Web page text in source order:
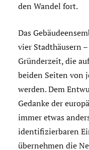
den Wandel fort.
Das
vier Stadthäusern
Gründerzeit, die
beiden Seiten von
werden. Dem
Gedanke der
immer etwas
identifizierbaren
übernehmen die